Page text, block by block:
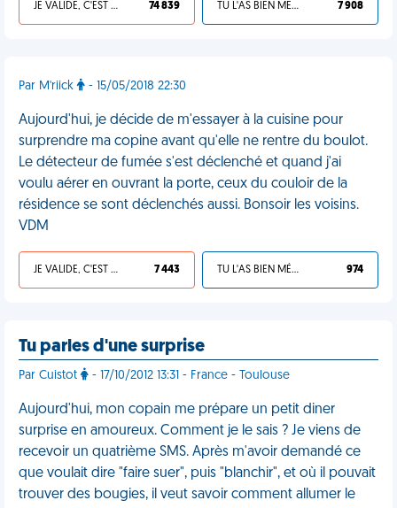
JE VALIDE, C'EST UNE VDM 74 839 TU L'AS BIEN MÉRITÉ 7 908
Par M'riick - 15/05/2018 22:30
Aujourd'hui, je décide de m'essayer à la cuisine pour
surprendre ma copine avant qu'elle ne rentre du boulot.
Le détecteur de fumée s'est déclenché et quand j'ai
voulu aérer en ouvrant la porte, ceux du couloir de la
résidence se sont déclenchés aussi. Bonsoir les voisins.
VDM
JE VALIDE, C'EST UNE VDM 7 443 TU L'AS BIEN MÉRITÉ 974
Tu parles d'une surprise
Par Cuistot - 17/10/2012 13:31 - France - Toulouse
Aujourd'hui, mon copain me prépare un petit diner
surprise en amoureux. Comment je le sais ? Je viens de
recevoir un quatrième SMS. Après m'avoir demandé ce
que voulait dire "faire suer", puis "blanchir", et où il pouvait
trouver des bougies, il veut savoir comment allumer le